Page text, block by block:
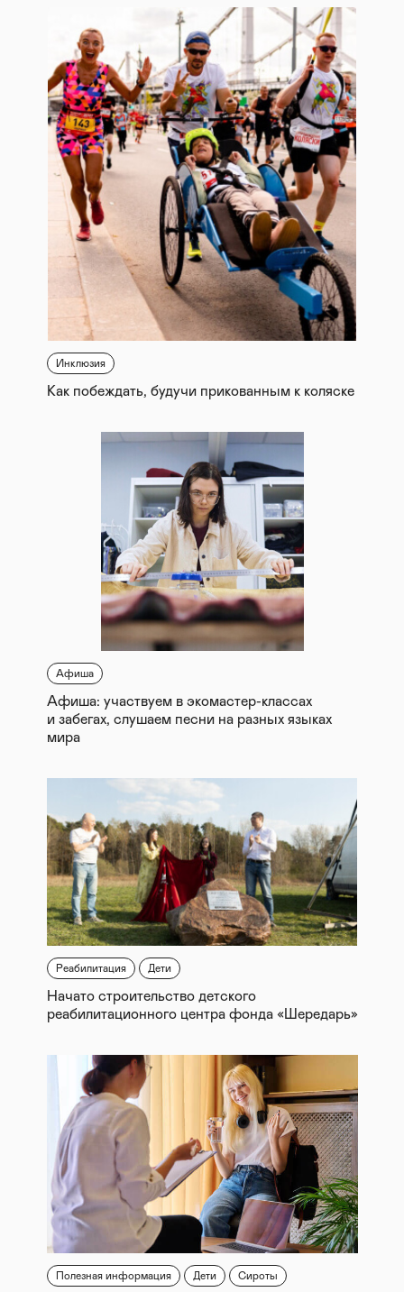
Инклюзия
Как побеждать, будучи прикованным к коляске
Афиша
Афиша: участвуем в экомастер-классах
и забегах, слушаем песни на разных языках
мира
Реабилитация Дети
Начато строительство детского
реабилитационного центра фонда «Шередарь»
Полезная информация Дети Сироты